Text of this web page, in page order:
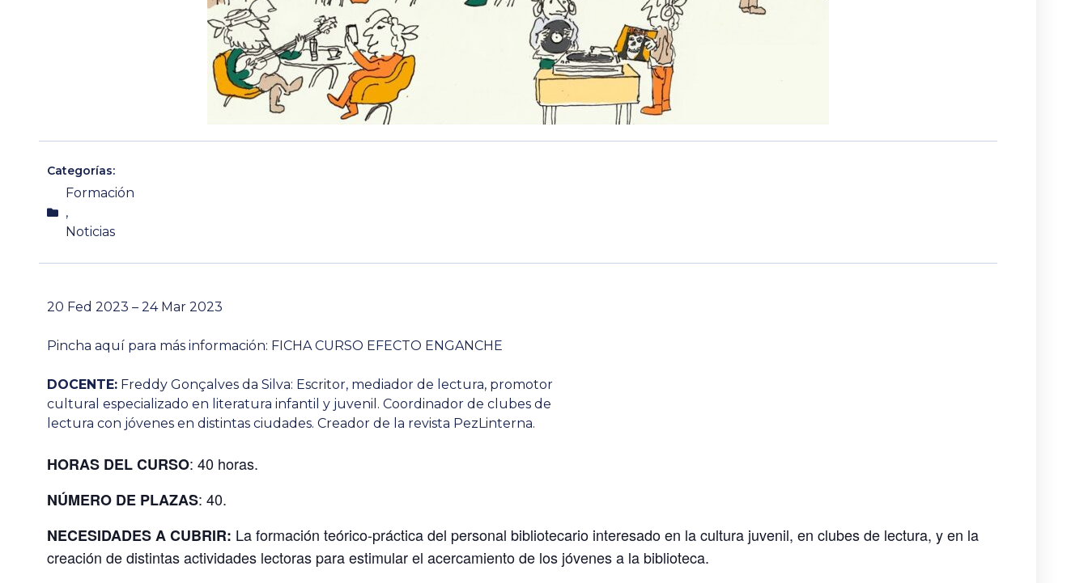
Categorías:
Formación
,
Noticias
20 Fed 2023 – 24Mar 2023
Pincha aquí para más información: FICHA CURSO EFECTO ENGANCHE
DOCENTE: Freddy Gonçalves da Silva: Escritor, mediador de lectura, promotor
cultural especializado en literatura infantil y juvenil. Coordinador de clubes de
lectura con jóvenes en distintas ciudades. Creador de la revista PezLinterna.
HORAS DEL CURSO: 40 horas.
NÚMERO DE PLAZAS: 40.
NECESIDADES A CUBRIR: La formación teórico-práctica del personal bibliotecario interesado en la cultura juvenil, en clubes de lectura, y en la
creación de distintas actividades lectoras para estimular el acercamiento de los jóvenes a la biblioteca.